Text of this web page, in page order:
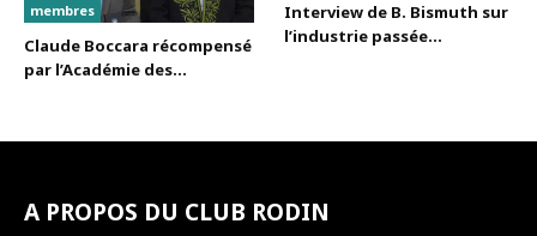
membres
Claude Boccara récompensé
par l’Académie des...
Interview de B. Bismuth sur
l’industrie passée...
A PROPOS DU CLUB RODIN